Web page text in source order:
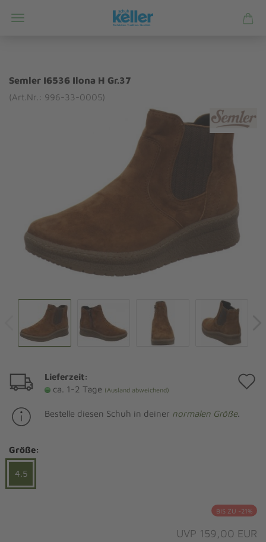
Semler I6536 Ilona H Gr.37
(Art.Nr.: 996-33-0005)
Lieferzeit:
ca. 1-2 Tage (Ausland abweichend)
Bestelle diesen Schuh in deiner normalen Größe.
Größe:
4.5
BIS ZU -21%
UVP 159,00 EUR